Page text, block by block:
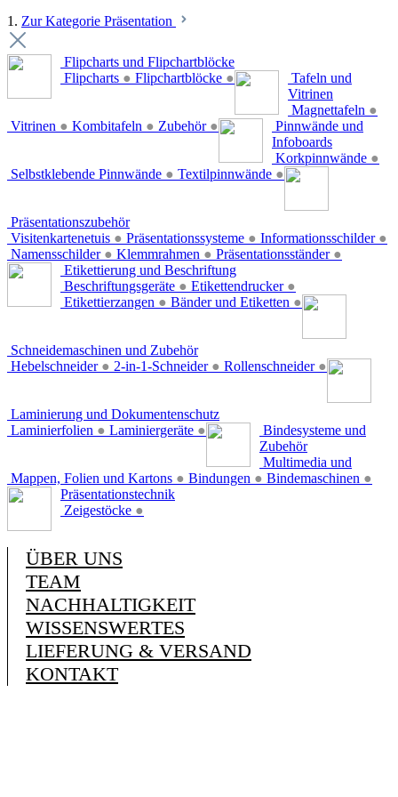
1. Zur Kategorie Präsentation
Flipcharts und Flipchartblöcke
Flipcharts ● Flipchartblöcke ●
Tafeln und
Vitrinen
Magnettafeln ●
Vitrinen ● Kombitafeln ● Zubehör ●
Pinnwände und
Infoboards
Korkpinnwände ●
Selbstklebende Pinnwände ● Textilpinnwände ●
Präsentationszubehör
Visitenkartenetuis ● Präsentationssysteme ● Informationsschilder ●
Namensschilder ● Klemmrahmen ● Präsentationsständer ●
Etikettierung und Beschriftung
Beschriftungsgeräte ● Etikettendrucker ●
Etikettierzangen ● Bänder und Etiketten ●
Schneidemaschinen und Zubehör
Hebelschneider ● 2-in-1-Schneider ● Rollenschneider ●
Laminierung und Dokumentenschutz
Laminierfolien ● Laminiergeräte ●
Bindesysteme und
Zubehör
Mappen, Folien und Kartons ● Bindungen ● Bindemaschinen ●
Multimedia und
Präsentationstechnik
Zeigestöcke ●
ÜBER UNS
TEAM
NACHHALTIGKEIT
WISSENSWERTES
LIEFERUNG & VERSAND
KONTAKT